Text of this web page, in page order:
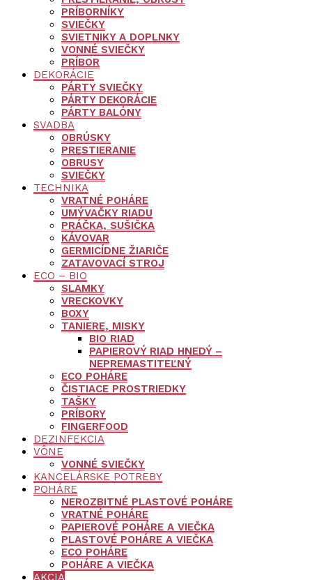
PRÍBORNÍKY
SVIEČKY
SVIETNIKY A DOPLNKY
VONNÉ SVIEČKY
PRÍBOR
DEKORÁCIE
PÁRTY SVIEČKY
PÁRTY DEKORÁCIE
PÁRTY BALÓNY
SVADBA
OBRÚSKY
PRESTIERANIE
OBRUSY
SVIEČKY
TECHNIKA
VRATNÉ POHÁRE
UMÝVAČKY RIADU
PRÁČKA, SUŠIČKA
KÁVOVAR
GERMICÍDNE ŽIARIČE
ZATAVOVACÍ STROJ
ECO – BIO
SLAMKY
VRECKOVKY
BOXY
TANIERE, MISKY
BIO RIAD
PAPIEROVÝ RIAD HNEDÝ –
NEPREMASTITEĽNÝ
ECO POHÁRE
ČISTIACE PROSTRIEDKY
TAŠKY
PRÍBORY
FINGERFOOD
DEZINFEKCIA
VÔNE
VONNÉ SVIEČKY
KANCELÁRSKE POTREBY
POHÁRE
NEROZBITNÉ PLASTOVÉ POHÁRE
VRATNÉ POHÁRE
PAPIEROVÉ POHÁRE A VIEČKA
PLASTOVÉ POHÁRE A VIEČKA
ECO POHÁRE
POHÁRE A VIEČKA
AKCIA